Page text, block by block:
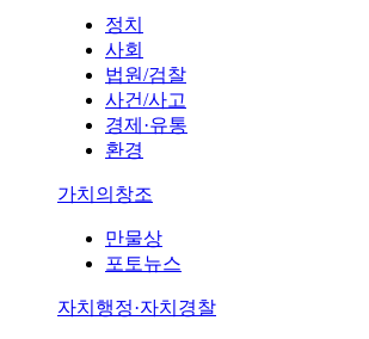
정치
사회
법원/검찰
사건/사고
경제·유통
환경
가치의창조
만물상
포토뉴스
자치행정·자치경찰